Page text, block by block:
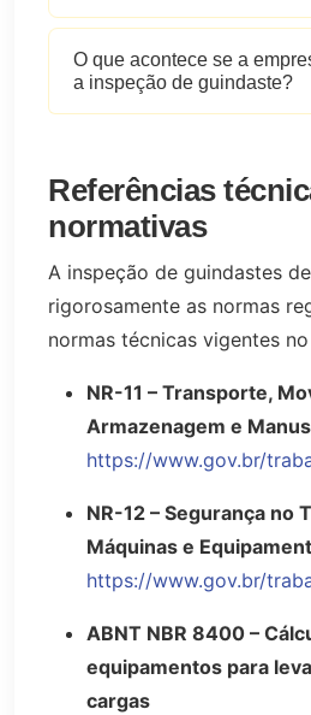
O que acontece se a
a inspeção de guindaste?
Referências
normativas
A inspeção de guindastes
rigorosamente as normas
normas técnicas vigentes no
NR-11 – Transporte,
Armazenagem e
https://www.gov.br/
NR-12 – Segurança no
Máquinas e
https://www.gov.br/
ABNT NBR 8400 –
equipamentos para
cargas